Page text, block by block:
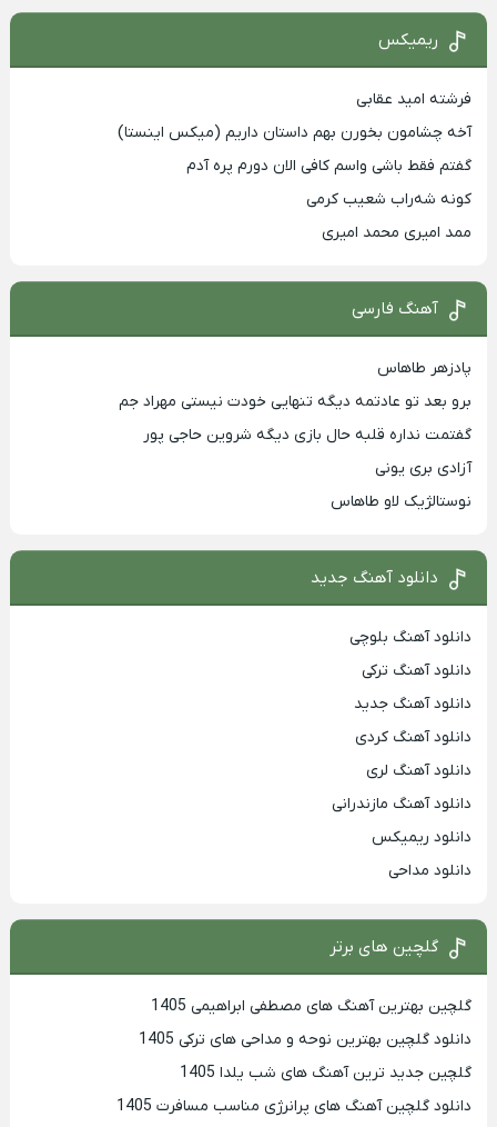
ریمیکس
فرشته امید عقابی
آخه چشامون بخورن بهم داستان داریم (میکس اینستا)
گفتم فقط باشی واسم کافی الان دورم پره آدم
کونه شه‌راب شعیب کرمی
ممد امیری محمد امیری
آهنگ فارسی
پادزهر طاهاس
برو بعد تو عادتمه دیگه تنهایی خودت نیستی مهراد جم
گفتمت نداره قلبه حال بازی دیگه شروین حاجی پور
آزادی بری یونی
نوستالژیک لاو طاهاس
دانلود آهنگ جدید
دانلود آهنگ بلوچی
دانلود آهنگ ترکی
دانلود آهنگ جدید
دانلود آهنگ کردی
دانلود آهنگ لری
دانلود آهنگ مازندرانی
دانلود ریمیکس
دانلود مداحی
گلچین های برتر
گلچین بهترین آهنگ های مصطفی ابراهیمی 1405
دانلود گلچین بهترین نوحه و مداحی های ترکی 1405
گلچین جدید ترین آهنگ های شب یلدا 1405
دانلود گلچین آهنگ های پرانرژی مناسب مسافرت 1405